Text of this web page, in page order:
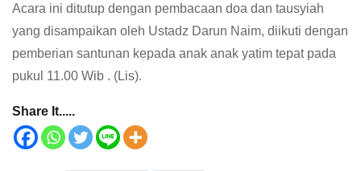
Acara ini ditutup dengan pembacaan doa dan tausyiah
yang disampaikan oleh Ustadz Darun Naim, diikuti dengan
pemberian santunan kepada anak anak yatim tepat pada
pukul 11.00 Wib . (Lis).
Share It.....